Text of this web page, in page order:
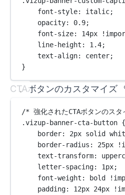
font-style: italic;
opacity: 0.9;
font-size: 14px
line-height : 1.4;
text-align: center;
}
CTAボタンのカスタマイズ
/* 強化されたCTAボタンのス
.vizup-banner-cta-button {
border: 2px solid
border-radius : 25px
text-transform:
letter-spacing: 1px;
font-weight : bold
padding: 12px 24px